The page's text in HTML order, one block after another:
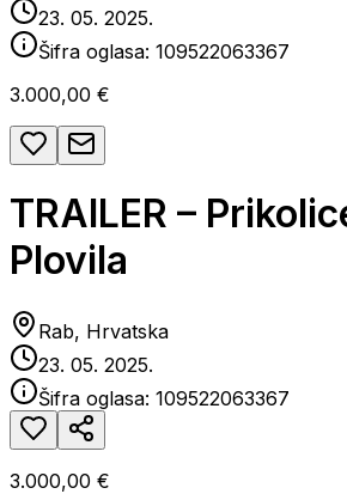
23. 05. 2025.
Šifra oglasa: 109522063367
3.000,00 €
TRAILER –
Plovila
Rab, Hrvatska
23. 05. 2025.
Šifra oglasa: 109522063367
3.000,00 €